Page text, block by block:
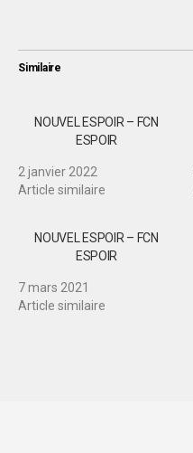
Similaire
NOUVEL ESPOIR – FCN
ESPOIR
2 janvier 2022
Article similaire
NOUVEL ESPOIR – FCN
ESPOIR
7 mars 2021
Article similaire